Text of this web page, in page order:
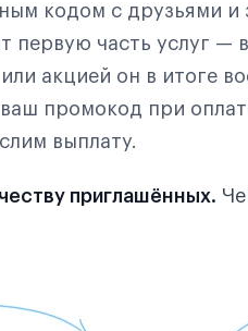
кодом с друзьями и
первую часть услуг —
акцией он в итоге
промокод при
выплату.
приглашённых.